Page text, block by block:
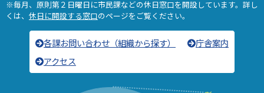
※毎月、原則第２日曜日に市民課などの休日窓口を開設しています。詳し
くは、 休日に開設する窓口のページをご覧ください。
各課お問い合わせ（組織から探す）
庁舎案内
アクセス